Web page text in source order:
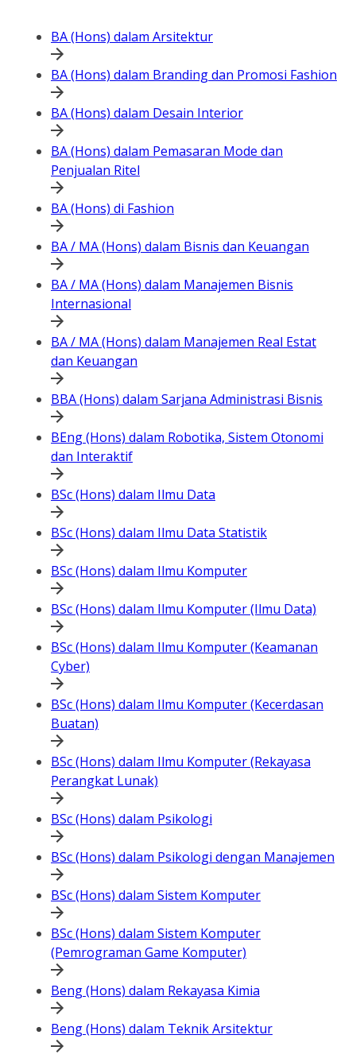
BA (Hons) dalam Arsitektur
BA (Hons) dalam Branding dan Promosi Fashion
BA (Hons) dalam Desain Interior
BA (Hons) dalam Pemasaran Mode dan
Penjualan Ritel
BA (Hons) di Fashion
BA / MA (Hons) dalam Bisnis dan Keuangan
BA / MA (Hons) dalam Manajemen Bisnis
Internasional
BA / MA (Hons) dalam Manajemen Real Estat
dan Keuangan
BBA (Hons) dalam Sarjana Administrasi Bisnis
BEng (Hons) dalam Robotika, Sistem Otonomi
dan Interaktif
BSc (Hons) dalam Ilmu Data
BSc (Hons) dalam Ilmu Data Statistik
BSc (Hons) dalam Ilmu Komputer
BSc (Hons) dalam Ilmu Komputer (Ilmu Data)
BSc (Hons) dalam Ilmu Komputer (Keamanan
Cyber)
BSc (Hons) dalam Ilmu Komputer (Kecerdasan
Buatan)
BSc (Hons) dalam Ilmu Komputer (Rekayasa
Perangkat Lunak)
BSc (Hons) dalam Psikologi
BSc (Hons) dalam Psikologi dengan Manajemen
BSc (Hons) dalam Sistem Komputer
BSc (Hons) dalam Sistem Komputer
(Pemrograman Game Komputer)
Beng (Hons) dalam Rekayasa Kimia
Beng (Hons) dalam Teknik Arsitektur